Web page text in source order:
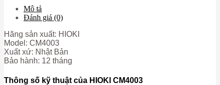
Mô tả
Đánh giá (0)
Hãng sản xuất: HIOKI
Model: CM4003
Xuất xứ: Nhật Bản
Bảo hành: 12 tháng
Thông số kỹ thuật của HIOKI CM4003